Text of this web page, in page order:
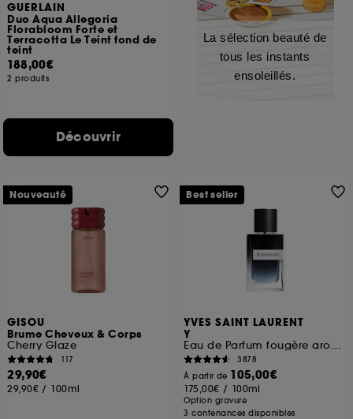
GUERLAIN
Duo Aqua Allegoria
Florabloom Forte et
Terracotta Le Teint fond de
teint
188,00€
2 produits
Découvrir
La sélection beauté de
tous les instants
ensoleillés.
GISOU
Brume Cheveux & Corps
Cherry Glaze
117
29,90€
29,90€ / 100ml
Nouveauté
YVES SAINT LAURENT
Y
Eau de Parfum fougère aromatique rechargeable pour homme
3878
À partir de 105,00€
175,00€ / 100ml
Option gravure
3 contenances disponibles
Best seller